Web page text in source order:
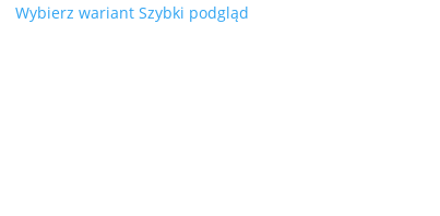
cen:
Wybierz wariant Szybki podgląd